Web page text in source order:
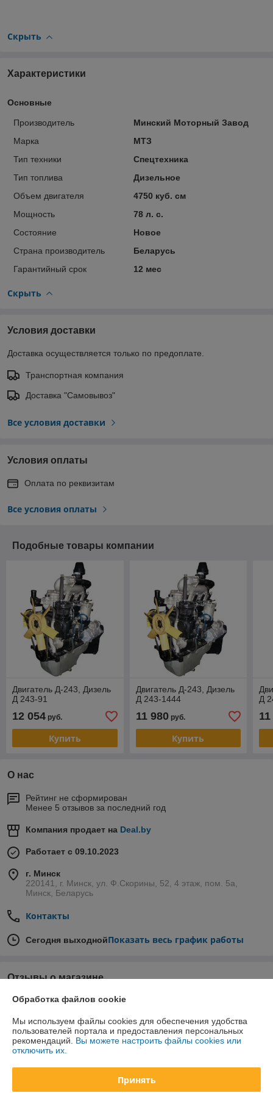
Скрыть
Характеристики
Основные
Производитель
Минский Моторный Завод
Марка
МТЗ
Тип техники
Спецтехника
Тип топлива
Дизельное
Объем двигателя
4750 куб. см
Мощность
78 л. с.
Состояние
Новое
Страна производитель
Беларусь
Гарантийный срок
12 мес
Скрыть
Условия доставки
Доставка осуществляется только по предоплате.
Транспортная компания
Доставка "Самовывоз"
Все условия доставки
Условия оплаты
Оплата по реквизитам
Все условия оплаты
Подобные товары компании
Двигатель Д-243, Дизель
Д 243-91
12 054 руб.
Купить
Двигатель Д-243, Дизель
Д 243-1444
11 980руб.
Купить
Д
О нас
Рейтинг не сформирован
Менее 5 отзывов за последний год
Компания продает на Deal.by
Работает с 09.10.2023
г. Минск
220141, г. Минск, ул. Ф.Скорины, 52, 4 этаж, пом. 5а,
Минск, Беларусь
Контакты
Сегодня выходнойПоказать весь график работы
Отзывы о магазине
У компании пока нет отзывов, добавьте первый
О нас
Обработка файлов cookie
Мы используем файлы cookies для обеспечения удобства
пользователей портала и предоставления персональных
рекомендаций. Вы можете настроить файлы cookies или
отключить их.
Принять